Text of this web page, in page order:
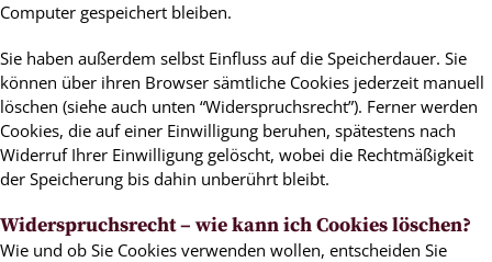
Computer gespeichert bleiben.
Sie haben außerdem selbst Einfluss auf die Speicherdauer. Sie
können über ihren Browser sämtliche Cookies jederzeit manuell
löschen (siehe auch unten “Widerspruchsrecht”). Ferner werden
Cookies, die auf einer Einwilligung beruhen, spätestens nach
Widerruf Ihrer Einwilligung gelöscht, wobei die Rechtmäßigkeit
der Speicherung bis dahin unberührt bleibt.
Widerspruchsrecht – wie kann ich Cookies löschen?
Wie und ob Sie Cookies verwenden wollen, entscheiden Sie